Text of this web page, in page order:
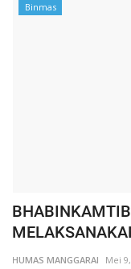
Binmas
HUMAS MANGGARAI Mei